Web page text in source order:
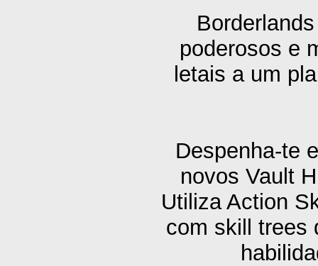
poderosos e
letais a um
Despenha-te
novos Vault
Utiliza Action
com skill trees